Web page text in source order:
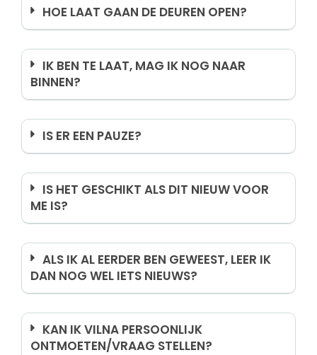
HOE LAAT GAAN DE DEUREN OPEN?
IK BEN TE LAAT, MAG IK NOG NAAR
BINNEN?
IS ER EEN PAUZE?
IS HET GESCHIKT ALS DIT NIEUW VOOR
ME IS?
ALS IK AL EERDER BEN GEWEEST, LEER IK
DAN NOG WEL IETS NIEUWS?
KAN IK VILNA PERSOONLIJK
ONTMOETEN/VRAAG STELLEN?